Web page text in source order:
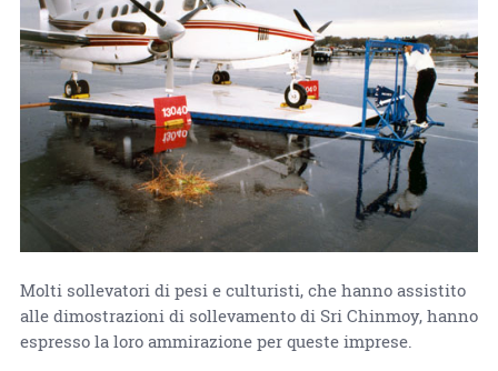
Molti sollevatori di pesi e culturisti, che hanno assistito
alle dimostrazioni di sollevamento di Sri Chinmoy, hanno
espresso la loro ammirazione per queste imprese.